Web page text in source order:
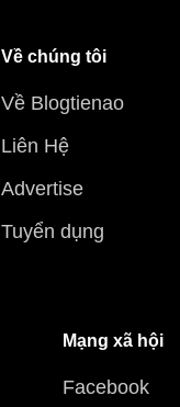
Về chúng tôi
Về Blogtienao
Liên Hệ
Advertise
Tuyển dụng
Mạng xã hội
Facebook